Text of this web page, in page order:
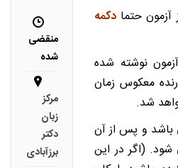
دکمه
نوشته شده
معکوس زمان
شد.
ساعت می باشد و پس از آن
(اگر در این
منقضی
شده
مرکز
زبان
دکتر
برزآبادی